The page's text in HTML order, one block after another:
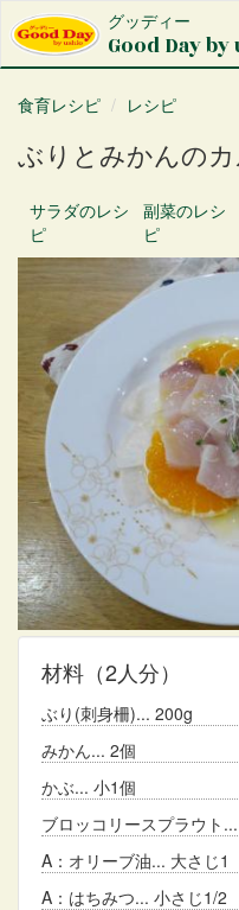
イ
グッディー
Good Day
食育レシピ
レシピ
ぶりとみかんの
サラダのレシ
ピ
副菜のレシ
ピ
材料 （2人分）
ぶり(刺身柵)
200g
みかん
2個
かぶ
小1個
ブロッコリースプラウト
A：オリーブ油
大さじ1
A：はちみつ
小さじ1/2